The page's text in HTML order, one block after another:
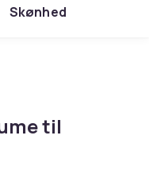
Skønhed
til